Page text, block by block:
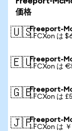
価格
🇺🇸Freeport-
1 FCXon は
🇪🇺Freeport-
1 FCXon は
🇬🇧Freeport-
1 FCXon は
🇯🇵Freeport-
1 FCXon は